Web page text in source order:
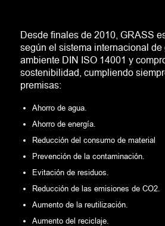
Desde finales de 2010, GRASS
según el sistema internacional
ambiente DIN ISO 14001 y
sostenibilidad, cumpliendo
premisas:
Ahorro de agua.
Ahorro de energía.
Reducción del consumo de material
Prevención de la contaminación.
Evitación de residuos.
Reducción de las emisiones de CO2.
Aumento de la reutilización.
Aumento del reciclaje.